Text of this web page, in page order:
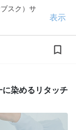
スク）サ
表示
に染めるリタッチ